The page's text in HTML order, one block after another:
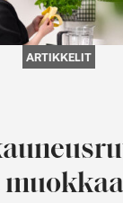
ARTIKKELIT